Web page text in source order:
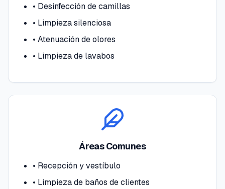
• Desinfección de camillas
• Limpieza silenciosa
• Atenuación de olores
• Limpieza de lavabos
Áreas Comunes
• Recepción y vestíbulo
• Limpieza de baños de clientes